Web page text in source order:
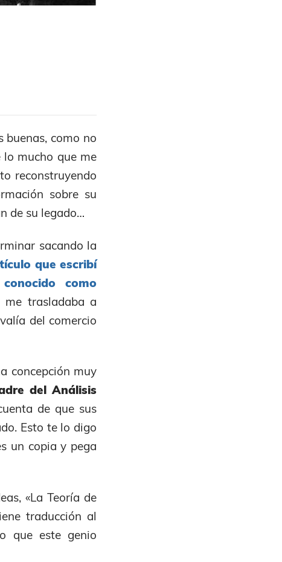
buenas, como no
mucho que me
reconstruyendo
sobre su
de su legado…
sacando la
que escribí
como
me trasladaba a
del comercio
concepción muy
del Análisis
de que sus
Esto te lo digo
un copia y pega
«La Teoría de
traducción al
que este genio